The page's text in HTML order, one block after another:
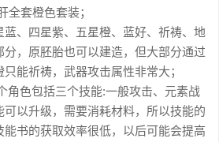
全套橙色套装；
、四星紫、五星橙、蓝好、祈祷、地
分，原胚胎也可以建造，但大部分通过
能祈祷，武器攻击属性非常大；
角色包括三个技能:一般攻击、元素战
以升级，需要消耗材料，所以技能的
书的获取效率很低，以后可能会提高